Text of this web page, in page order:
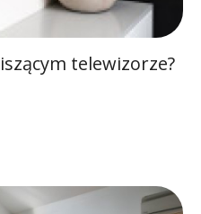
telewizorze?